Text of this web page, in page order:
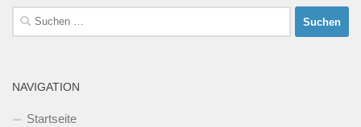
Suchen
nach:
NAVIGATION
Startseite